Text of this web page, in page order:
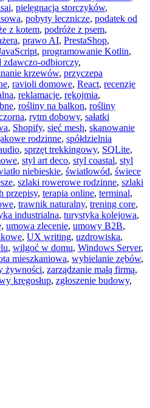
, pielęgnacja storczyków,
, pobyty lecznicze, podatek od
z kotem, podróże z psem,
, prawo AI, PrestaShop,
, programowanie Kotlin,
zdawczo-odbiorczy,
krzewów, przyczepa
, ravioli domowe, React, recenzje
, reklamacje, rękojmia,
, rośliny na balkon, rośliny
, rytm dobowy, sałatki
, Shopify, sieć mesh, skanowanie
rodzinne, spółdzielnia
, sprzęt trekkingowy, SQLite,
, styl art deco, styl coastal, styl
niebieskie, światłowód, świece
, szlaki rowerowe rodzinne, szlaki
przepisy, terapia online, terminal,
, trawnik naturalny, trening core,
industrialna, turystyka kolejowa,
, umowa zlecenie, umowy B2B,
, UX writing, uzdrowiska,
, wilgoć w domu, Windows Server,
mieszkaniowa, wybielanie zębów,
żywności, zarządzanie małą firmą,
kręgosłup, zgłoszenie budowy,